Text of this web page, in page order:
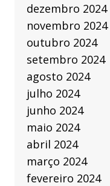
dezembro 2024
novembro 2024
outubro 2024
setembro 2024
agosto 2024
julho 2024
junho 2024
maio 2024
abril 2024
março 2024
fevereiro 2024